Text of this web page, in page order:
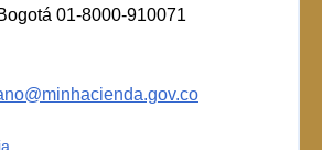
01-8000-910071